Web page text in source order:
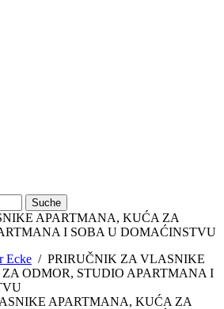
Suche
APARTMANA, KUĆA ZA
I SOBA U DOMAĆINSTVU
Ecke / PRIRUČNIK ZA VLASNIKE
ODMOR, STUDIO APARTMANA I